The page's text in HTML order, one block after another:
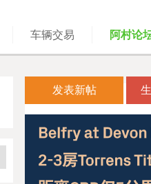
车辆交易 阿村论
发表新帖